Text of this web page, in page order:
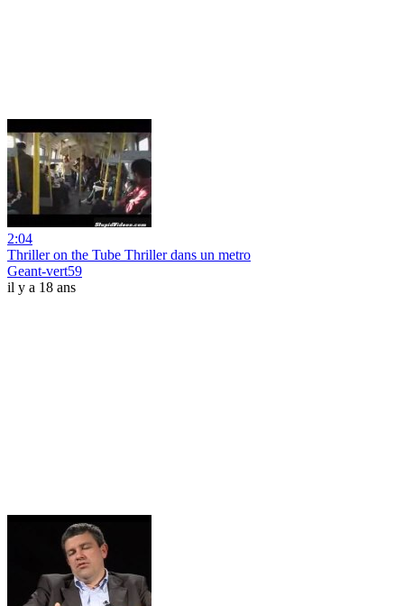
2:04
Thriller on the Tube Thriller dans un metro
Geant-vert59
il y a 18 ans